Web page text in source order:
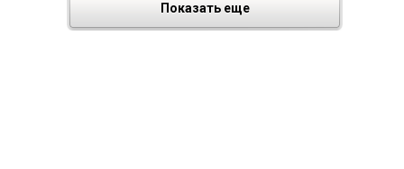
Показать еще